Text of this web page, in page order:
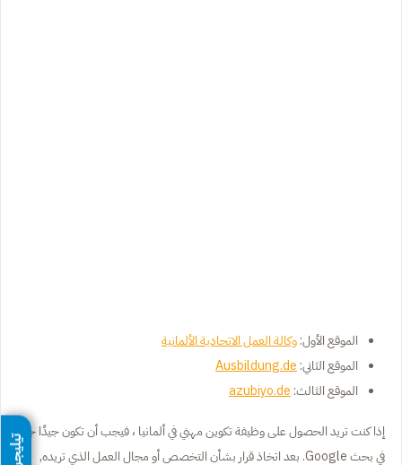
الموقع الأول:وكالة العمل الاتحادية الألمانية
الموقع الثاني: Ausbildung.de
الموقع الثالث: azubiyo.de
إذا كنت تريد الحصول على وظيفة تكوين مهني في ألمانيا ، فيجب أن تكون جيدًا جدًا
في بحث Google. بعد اتخاذ قرار بشأن التخصص أو مجال العمل الذي تريده,